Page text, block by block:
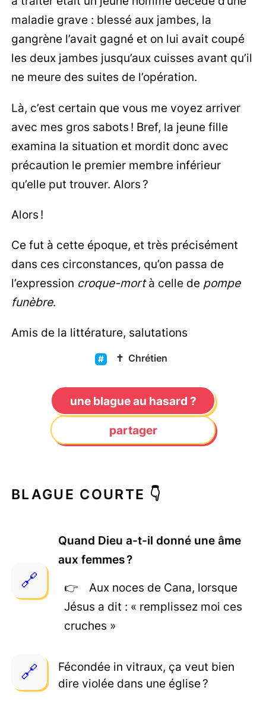
maladie grave : blessé aux jambes, la
gangrène l’avait gagné et on lui avait coupé
les deux jambes jusqu’aux cuisses avant qu’il
ne meure des suites de l’opération.
Là, c’est certain que vous me voyez arriver
avec mes gros sabots ! Bref, la jeune fille
examina la situation et mordit donc avec
précaution le premier membre inférieur
qu’elle put trouver. Alors ?
Alors !
Ce fut à cette époque, et très précisément
dans ces circonstances, qu’on passa de
l’expression croque-mortà celle de pompe
funèbre.
Amis de la littérature, salutations
✝️ Chrétien
une blague au hasard ?
partager
BLAGUE COURTE 👇
Quand Dieu a-t-il donné une âme
aux femmes ?
Aux noces de Cana, lorsque
Jésus a dit : « remplissez moi ces
cruches »
Fécondée in vitraux, ça veut bien
dire violée dans une église ?